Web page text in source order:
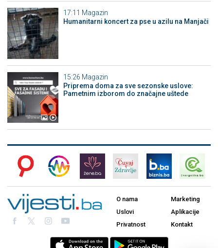
17:11 Magazin
Humanitarni koncert za pse u azilu na Manjači
15:26 Magazin
Priprema doma za sve sezonske uslove:
Pametnim izborom do značajne uštede
O nama
Uslovi
Privatnost
Marketing
Aplikacije
Kontakt